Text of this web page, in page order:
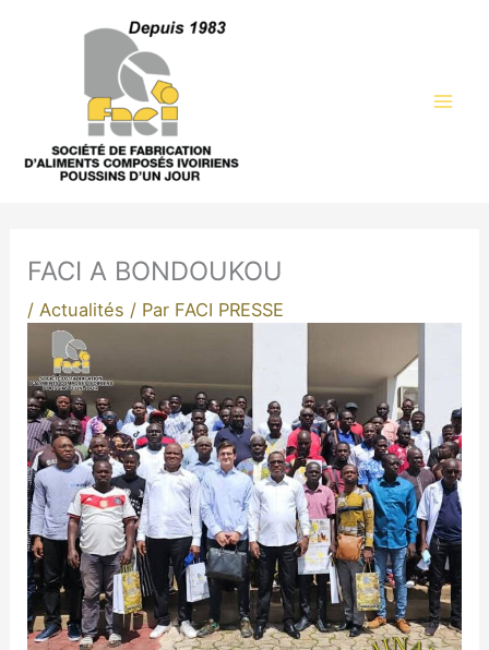
FACI A BONDOUKOU
/Actualités / Par FACI PRESSE